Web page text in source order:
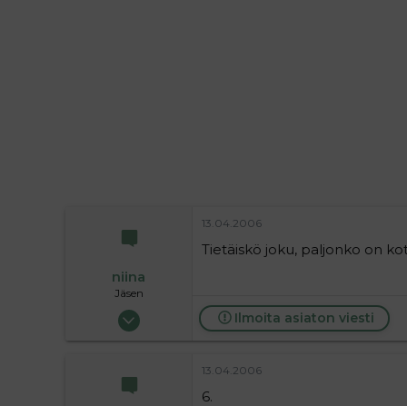
niina
Jäsen
18.05.2004
13.04.2006
Tietäiskö joku, paljonko on
Ilmoita asiaton viesti
13.04.2006
6.